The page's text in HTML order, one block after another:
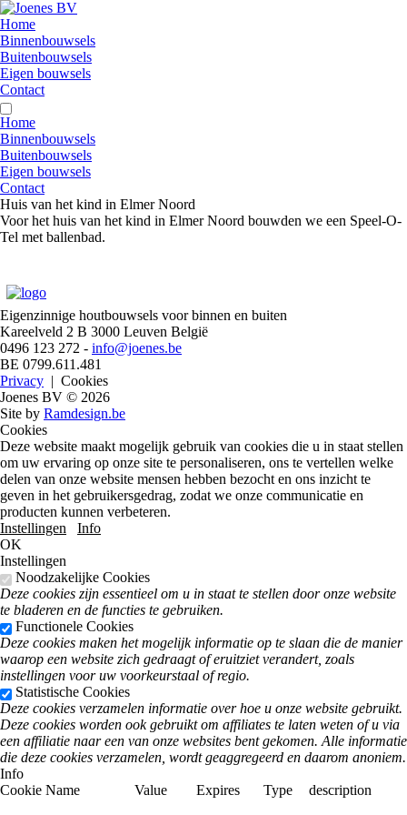
Home
Binnenbouwsels
Buitenbouwsels
Eigen bouwsels
Contact
Home
Binnenbouwsels
Buitenbouwsels
Eigen bouwsels
Contact
Huis van het kind in Elmer Noord
Voor het huis van het kind in Elmer Noord bouwden we een Speel-O-
Tel met ballenbad.
Eigenzinnige houtbouwsels voor binnen en buiten
Kareelveld 2 B 3000 Leuven België
0496 123 272 - info@joenes.be
BE 0799.611.481
Privacy | Cookies
Joenes BV © 2026
Site by Ramdesign.be
Cookies
Deze website maakt mogelijk gebruik van cookies die u in staat stellen
om uw ervaring op onze site te personaliseren, ons te vertellen welke
delen van onze website mensen hebben bezocht en ons inzicht te
geven in het gebruikersgedrag, zodat we onze communicatie en
producten kunnen verbeteren.
Instellingen
Info
OK
Instellingen
Noodzakelijke Cookies
Deze cookies zijn essentieel om u in staat te stellen door onze website
te bladeren en de functies te gebruiken.
Functionele Cookies
Deze cookies maken het mogelijk informatie op te slaan die de manier
waarop een website zich gedraagt of eruitziet verandert, zoals
instellingen voor uw voorkeurstaal of regio.
Statistische Cookies
Deze cookies verzamelen informatie over hoe u onze website gebruikt.
Deze cookies worden ook gebruikt om affiliates te laten weten of u via
een affiliatie naar een van onze websites bent gekomen. Alle informatie
die deze cookies verzamelen, wordt geaggregeerd en daarom anoniem.
Info
Cookie Name Value Expires Type description